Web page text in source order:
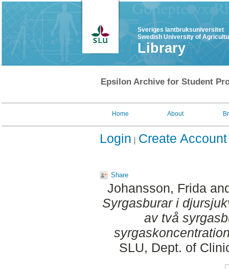
Sveriges lantbruksuniversitet
Swedish University of
Library
Epsilon Archive for Student
Home About
Login Create Account
Share
Johansson, Frida
Syrgasburar i
av två
SLU, Dept. of